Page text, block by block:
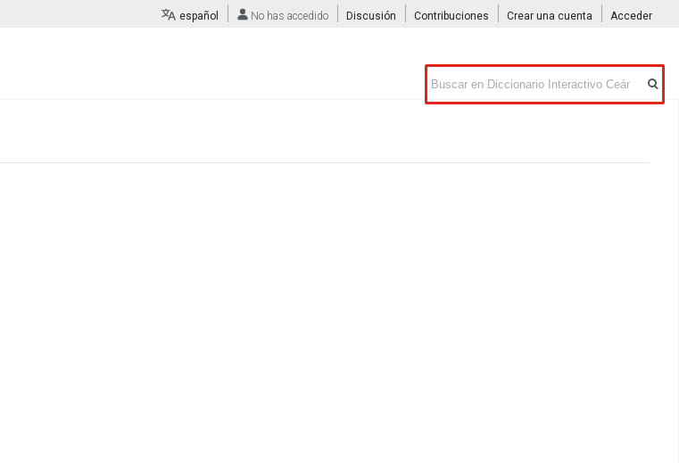
español No has accedido Discusión Contribuciones Crear una cuenta Acceder
Buscar